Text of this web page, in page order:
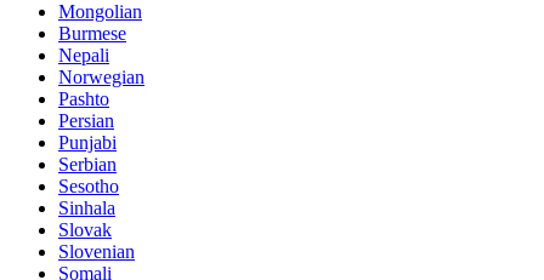
Mongolian
Burmese
Nepali
Norwegian
Pashto
Persian
Punjabi
Serbian
Sesotho
Sinhala
Slovak
Slovenian
Somali